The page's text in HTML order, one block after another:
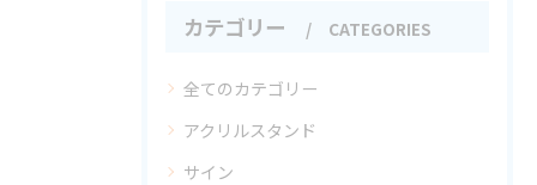
カテゴリー CATEGORIES
全てのカテゴリー
アクリルスタンド
サイン